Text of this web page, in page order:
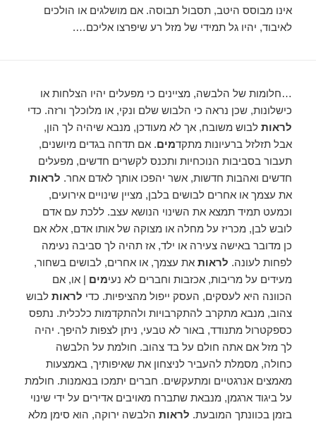
אינו מבוסס היטב, תסבול תבוסה. אם מושלגים או הולכים
לאיבוד, יהיו גל תמידי של מזל רע שיפרצו אליכם….
…חלומות של הלבשה, מציינים כי מפעלים יהיו הצלחות או
כישלונות, שכן נראה כי הלבוש שלם ונקי, או מלוכלך ורזה. כדי
לראות לבוש משובח, אך לא מעודכן, מנבא שיהיה לך הון,
אבל תזלזל ברעיונות מתקדמים. אם תדחה בגדים מיושנים,
תעבור בסביבות הנוכחיות ותכנס לקשרים חדשים, מפעלים
חדשים ואהבות חדשות, אשר יהפכו אותך לאדם אחר. לראות
את עצמך או אחרים לבושים בלבן, מציין שינויים אירועים,
וכמעט תמיד תמצא את השינוי הנושא עצב. ללכת עם אדם
לובש לבן, מכריז על מחלה או מצוקה של אותו אדם, אלא אם
כן מדובר באישה צעירה או ילד, אז תהיה לך סביבה נעימה
לפחות לעונה. לראות את עצמך, או אחרים, לבושים בשחור,
מעידים על מריבות, אכזבות וחברים לא נעימים | או, אם
הכוונה היא לעסקים, העסק ייפול מהציפיות. כדי לראות לבוש
צהוב, מנבא מתקרב להתקרבויות ולהתקדמות כלכלית. נתפס
כספקטרול מתנודד, באור לא טבעי, ניתן לצפות להיפך. יהיה
לך מזל אם אתה חולם על בד צהוב. חולמת על הלבשה
כחולה, מסמלת להעביר לניצחון את שאיפותיך, באמצעות
מאמצים אנרגטיים ומתעקשים. חברים יתמכו בנאמנות. חולמת
על ביגוד ארגמן, מנבאת שתברח מאויבים אדירים על ידי שינוי
בזמן בכוונתך המובעת. לראות הלבשה ירוקה, הוא סימן מלא